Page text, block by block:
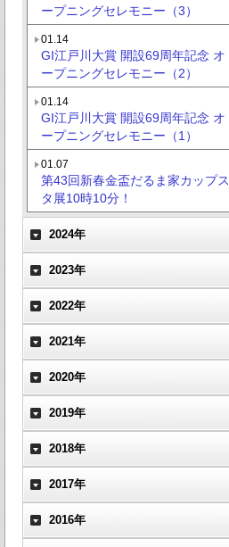
ープニングセレモニー（3）
01.14
GI江戸川大賞 開設69周年記念 オ
ープニングセレモニー（2）
01.14
GI江戸川大賞 開設69周年記念 オ
ープニングセレモニー（1）
01.07
第43回新春金盃だるま家カップス
タ展10時10分！
2024年
2023年
2022年
2021年
2020年
2019年
2018年
2017年
2016年